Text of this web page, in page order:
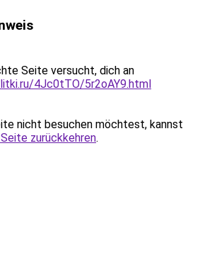
Seite versucht, dich an
4Jc0tTO/5r2oAY9.html
nicht besuchen möchtest, kannst
zurückkehren.